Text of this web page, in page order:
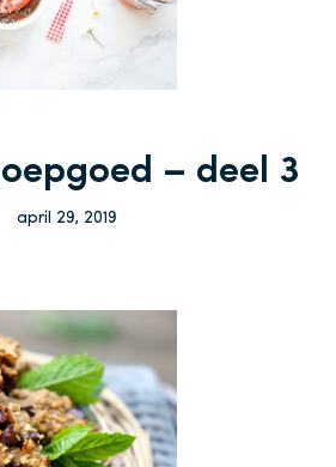
– deel 3
april 29, 2019